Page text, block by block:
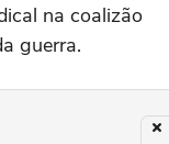
na coalizão
guerra.